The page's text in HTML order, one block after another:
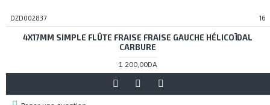
DZD002837 16
4X17MM SIMPLE FLÛTE FRAISE FRAISE GAUCHE HÉLICOÏDAL
CARBURE
1 200,00DA